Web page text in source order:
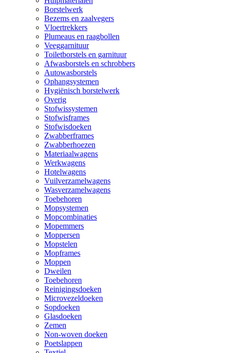
Borstelwerk
Bezems en zaalvegers
Vloertrekkers
Plumeaus en raagbollen
Veeggarnituur
Toiletborstels en garnituur
Afwasborstels en schrobbers
Autowasborstels
Ophangsystemen
Hygiënisch borstelwerk
Overig
Stofwissystemen
Stofwisframes
Stofwisdoeken
Zwabberframes
Zwabberhoezen
Materiaalwagens
Werkwagens
Hotelwagens
Vuilverzamelwagens
Wasverzamelwagens
Toebehoren
Mopsystemen
Mopcombinaties
Mopemmers
Moppersen
Mopstelen
Mopframes
Moppen
Dweilen
Toebehoren
Reinigingsdoeken
Microvezeldoeken
Sopdoeken
Glasdoeken
Zemen
Non-woven doeken
Poetslappen